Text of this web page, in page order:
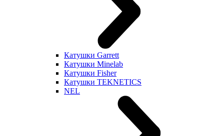
Катушки Garrett
Катушки Minelab
Катушки Fisher
Катушки TEKNETICS
NEL